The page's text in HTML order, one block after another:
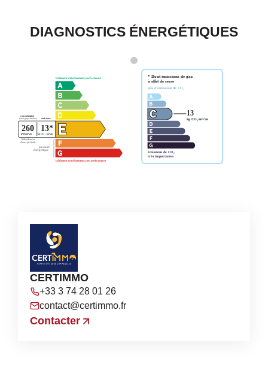
DIAGNOSTICS ÉNERGÉTIQUES
CERTIMMO
+33 3 74 28 01 26
contact@certimmo.fr
Contacter